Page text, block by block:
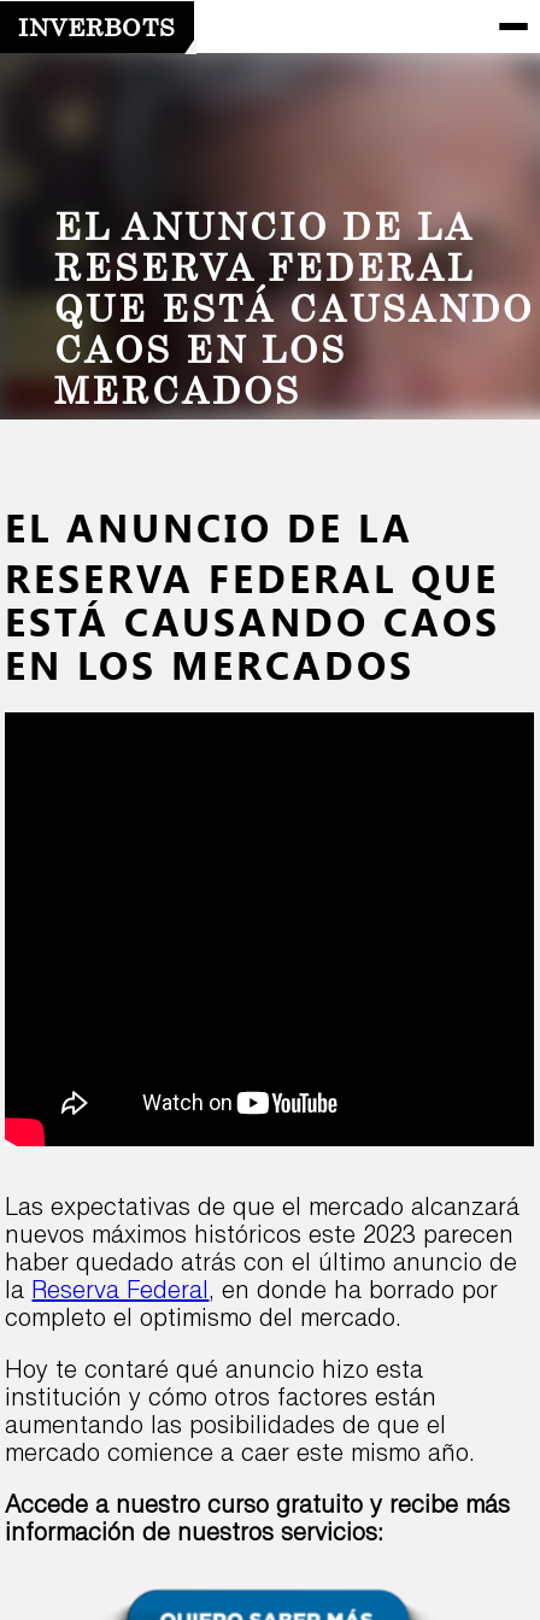
INVERBOTS
EL ANUNCIO DE LA
RESERVA FEDERAL
QUE ESTÁ CAUSANDO
CAOS EN LOS
MERCADOS
EL ANUNCIO DE LA
RESERVA FEDERAL QUE
ESTÁ CAUSANDO CAOS
EN LOS MERCADOS
Las expectativas de que el mercado alcanzará
nuevos máximos históricos este 2023 parecen
haber quedado atrás con el último anuncio de
la Reserva Federal, en donde ha borrado por
completo el optimismo del mercado.
Hoy te contaré qué anuncio hizo esta
institución y cómo otros factores están
aumentando las posibilidades de que el
mercado comience a caer este mismo año.
Accede a nuestro curso gratuito y recibe más
información de nuestros servicios: